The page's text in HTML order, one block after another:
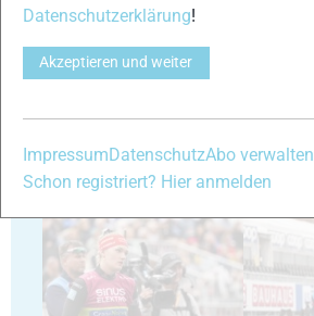
Datenschutzerklärung!
Akzeptieren und weiter
Impressum DatenschutzAbo verwalten
Schon registriert? Hier anmelden